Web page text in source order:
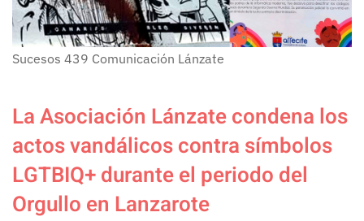
Sucesos 439 Comunicación Lánzate
La Asociación Lánzate condena los
actos vandálicos contra símbolos
LGTBIQ+ durante el periodo del
Orgullo en Lanzarote